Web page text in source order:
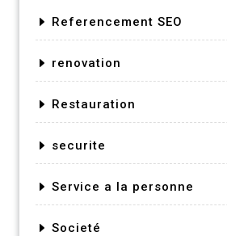
Referencement SEO
renovation
Restauration
securite
Service a la personne
Societé